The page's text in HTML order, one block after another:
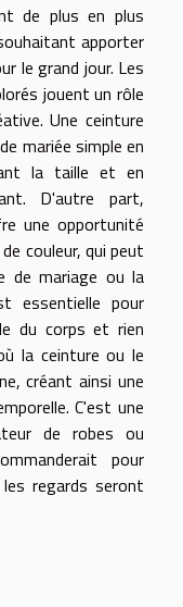
de plus en plus
apporter
le grand jour. Les
jouent un rôle
Une ceinture
mariée simple en
la taille et en
D'autre part,
une opportunité
couleur, qui peut
de mariage ou la
essentielle pour
du corps et rien
la ceinture ou le
créant ainsi une
C'est une
de robes ou
pour
regards seront